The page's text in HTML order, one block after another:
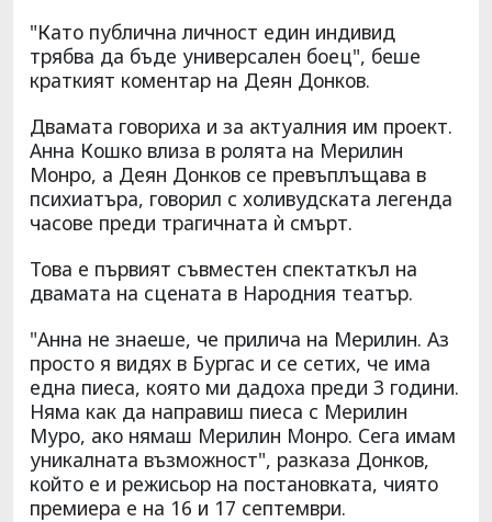
"Като публична личност един индивид
трябва да бъде универсален боец", беше
краткият коментар на Деян Донков.
Двамата говориха и за актуалния им проект.
Анна Кошко влиза в ролята на Мерилин
Монро, а Деян Донков се превъплъщава в
психиатъра, говорил с холивудската легенда
часове преди трагичната ѝ смърт.
Това е първият съвместен спектаткъл на
двамата на сцената в Народния театър.
"Анна не знаеше, че прилича на Мерилин. Аз
просто я видях в Бургас и се сетих, че има
една пиеса, която ми дадоха преди 3 години.
Няма как да направиш пиеса с Мерилин
Муро, ако нямаш Мерилин Монро. Сега имам
уникалната възможност", разказа Донков,
който е и режисьор на постановката, чиято
премиера е на 16 и 17 септември.